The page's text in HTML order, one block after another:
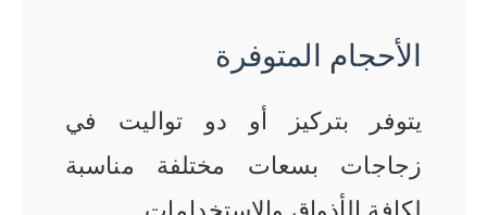
الأحجام المتوفرة
يتوفر بتركيز أو دو تواليت في
زجاجات بسعات مختلفة مناسبة